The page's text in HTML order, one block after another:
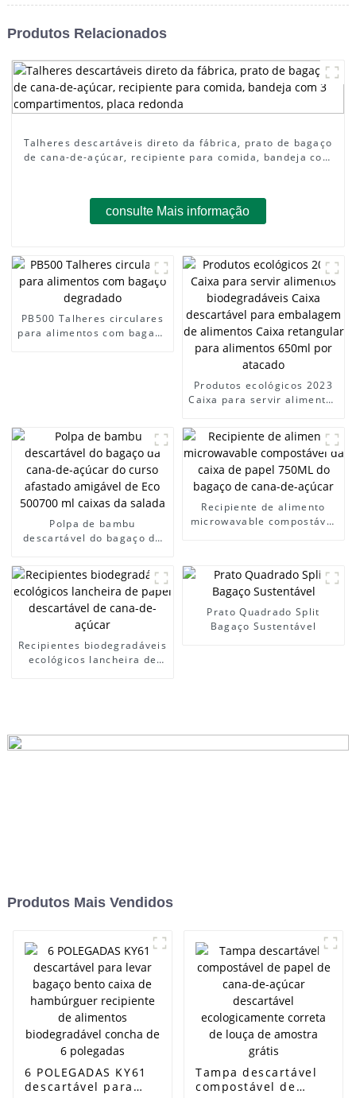
Produtos Relacionados
Talheres descartáveis ​​direto da fábrica, prato de bagaço
de cana-de-açúcar, recipiente para comida, bandeja com
consulte Mais informação
PB500 Talheres circulares
para alimentos com bagaço
Produtos ecológicos 2023
Caixa para servir alimentos
embalagem de alimentos
Caixa retangular para
alimentos 650ml por
atacado
Polpa de bambu
descartável do bagaço da
afastado amigável de Eco
500700 ml caixas da salada
Recipiente de alimento
microwavable compostável
Recipientes biodegradáveis
​​ecológicos lancheira de
Prato Quadrado Split
Bagaço Sustentável
Produtos Mais Vendidos
6 POLEGADAS KY61
descartável para
Tampa descartável
compostável de